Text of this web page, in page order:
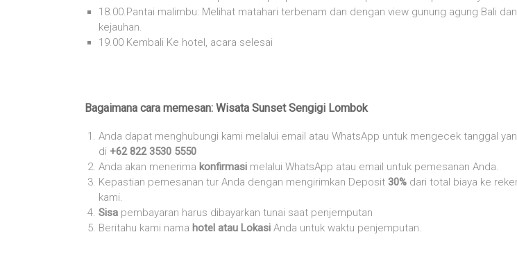
18.00.Pantai malimbu: Melihat matahari terbenam dan dengan view gunung agung Bali
kejauhan.
19.00 Kembali Ke hotel, acara selesai
Bagaimana cara memesan: Wisata Sunset Sengigi Lombok
Anda dapat menghubungi kami melalui email atau WhatsApp untuk mengecek tanggal
di +62 822 3530 5550
Anda akan menerima konfirmasi melalui WhatsApp atau email untuk pemesanan Anda.
Kepastian pemesanan tur Anda dengan mengirimkan Deposit 30% dari total biaya ke
kami.
Sisa pembayaran harus dibayarkan tunai saat penjemputan
Beritahu kami nama hotel atau Lokasi Anda untuk waktu penjemputan.